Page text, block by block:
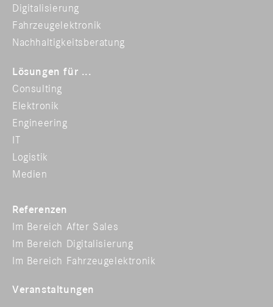
Digitalisierung
Fahrzeugelektronik
Nachhaltigkeitsberatung
Lösungen für ...
Consulting
Elektronik
Engineering
IT
Logistik
Medien
Referenzen
Im Bereich After Sales
Im Bereich Digitalisierung
Im Bereich Fahrzeugelektronik
Veranstaltungen